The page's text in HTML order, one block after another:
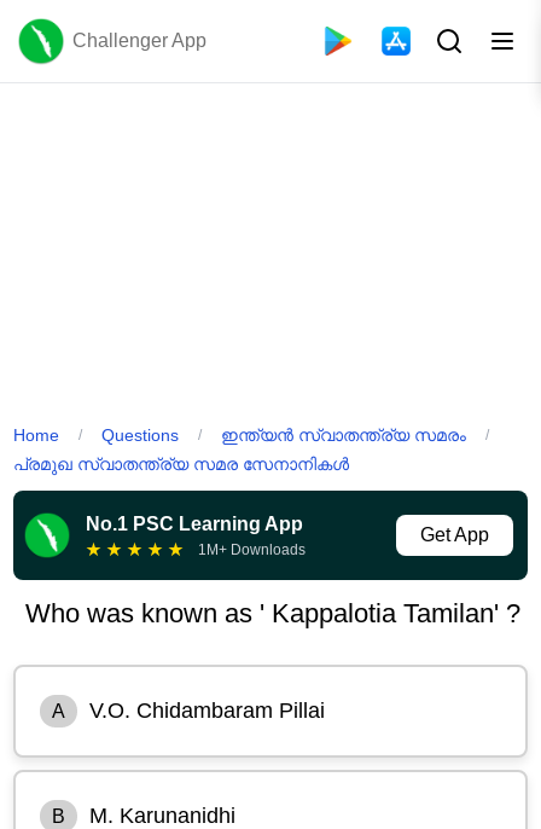
Challenger App
Home / Questions / ഇന്ത്യൻ സ്വാതന്ത്ര്യ സമരം /
പ്രമുഖ സ്വാതന്ത്ര്യ സമര സേനാനികൾ
No.1 PSC Learning App
★ ★ ★ ★ ★ 1M+ Downloads
Get App
Who was known as ' Kappalotia Tamilan' ?
A V.O. Chidambaram Pillai
B M. Karunanidhi